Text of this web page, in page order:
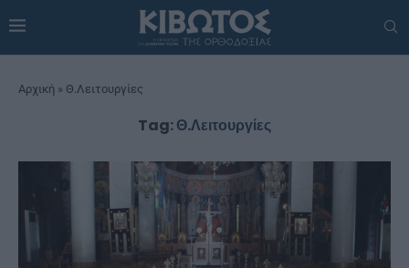
Αρχική » Θ.Λειτουργίες
Tag:Θ.Λειτουργίες